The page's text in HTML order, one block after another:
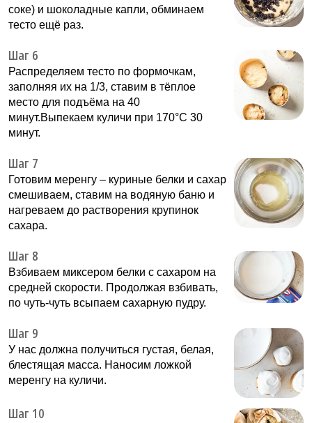
соке) и шоколадные капли, обминаем
тесто ещё раз.
Шаг 6
Распределяем тесто по формочкам,
заполняя их на 1/3, ставим в тёплое
место для подъёма на 40
минут.Выпекаем куличи при 170°С 30
минут.
Шаг 7
Готовим меренгу – куриные белки и сахар
смешиваем, ставим на водяную баню и
нагреваем до растворения крупинок
сахара.
Шаг 8
Взбиваем миксером белки с сахаром на
средней скорости. Продолжая взбивать,
по чуть-чуть всыпаем сахарную пудру.
Шаг 9
У нас должна получиться густая, белая,
блестящая масса. Наносим ложкой
меренгу на куличи.
Шаг 10